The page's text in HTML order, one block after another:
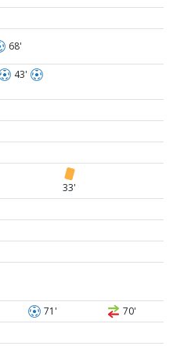
68'
43'
33'
71' 70'